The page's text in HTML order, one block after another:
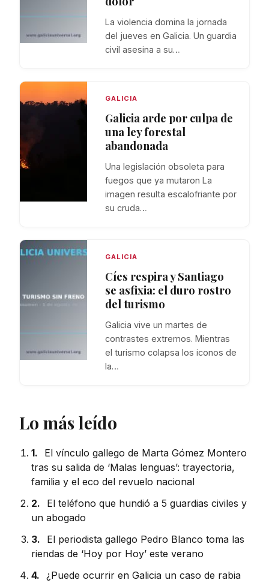
La violencia domina la jornada
del jueves en Galicia. Un guardia
civil asesina a su…
GALICIA
Galicia arde por culpa de
una ley forestal
abandonada
Una legislación obsoleta para
fuegos que ya mutaron La
imagen resulta escalofriante por
su cruda…
GALICIA
Cíes respira y Santiago
se asfixia: el duro rostro
del turismo
Galicia vive un martes de
contrastes extremos. Mientras
el turismo colapsa los iconos de
la…
Lo más leído
1.
El vínculo gallego de Marta Gómez Montero
tras su salida de ‘Malas lenguas’: trayectoria,
familia y el eco del revuelo nacional
2.
El teléfono que hundió a 5 guardias civiles y
un abogado
3.
El periodista gallego Pedro Blanco toma las
riendas de ‘Hoy por Hoy’ este verano
4. ¿Puede ocurrir en Galicia un caso de rabia